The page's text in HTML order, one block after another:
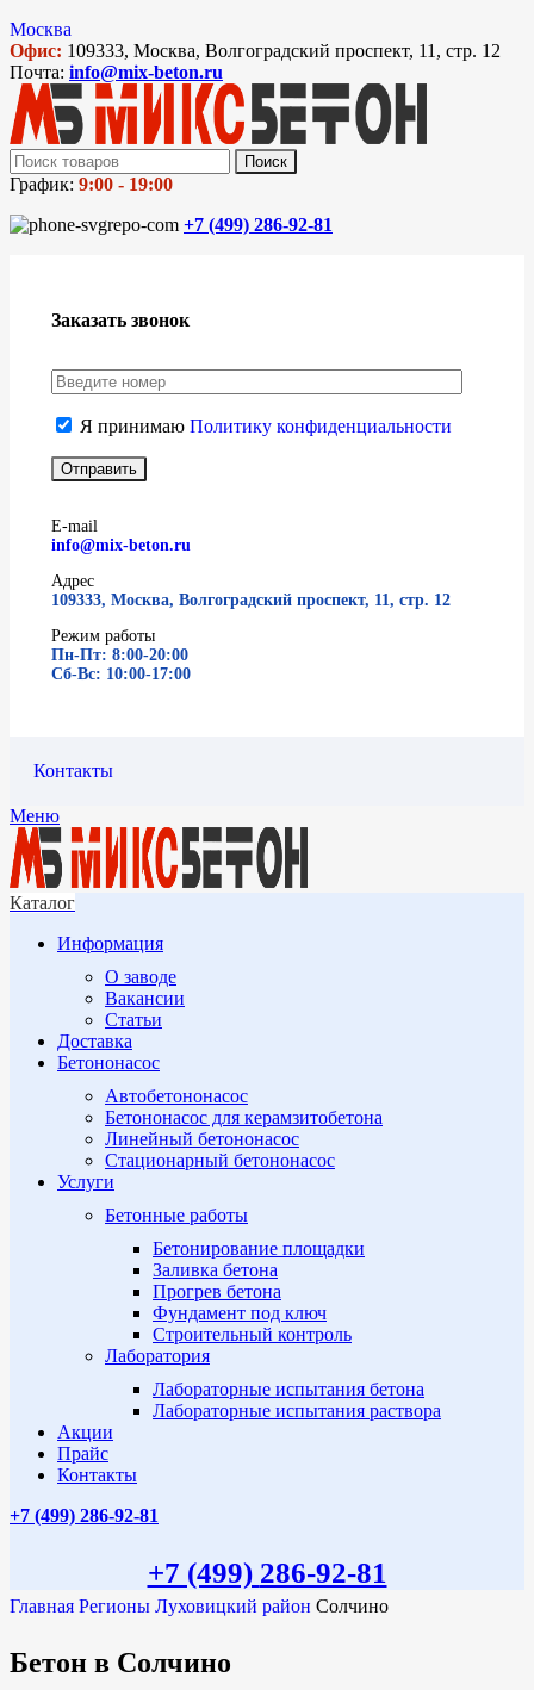
Москва
Офис: 109333, Москва, Волгоградский проспект, 11, стр. 12
Почта: info@mix-beton.ru
Поиск
График: 9:00 - 19:00
+7 (499) 286-92-81
Заказать звонок
Я принимаю Политику конфиденциальности
E-mail
info@mix-beton.ru
Адрес
109333, Москва, Волгоградский проспект, 11, стр. 12
Режим работы
Пн-Пт: 8:00-20:00
Сб-Вс: 10:00-17:00
Контакты
Меню
Каталог
Информация
О заводе
Вакансии
Статьи
Доставка
Бетононасос
Автобетононасос
Бетононасос для керамзитобетона
Линейный бетононасос
Стационарный бетононасос
Услуги
Бетонные работы
Бетонирование площадки
Заливка бетона
Прогрев бетона
Фундамент под ключ
Строительный контроль
Лаборатория
Лабораторные испытания бетона
Лабораторные испытания раствора
Акции
Прайс
Контакты
+7 (499) 286-92-81
+7 (499) 286-92-81
Главная Регионы Луховицкий район Солчино
Бетон в Солчино